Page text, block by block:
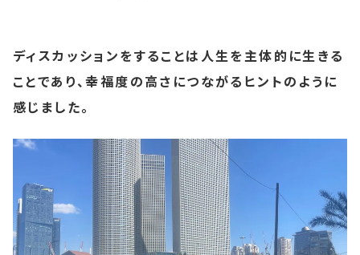
ディスカッションをすることは人生を主体的に生きる
ことであり、幸福度の高さにつながるヒントのように
感じました。